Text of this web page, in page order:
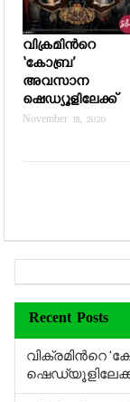
വിക്രമിന്‍റെ
‘കോബ്ര’
അവസാന
ഷെഡ്യൂളിലേക്ക്
November 18, 2020
Recent Posts
വിക്രമിന്‍റെ